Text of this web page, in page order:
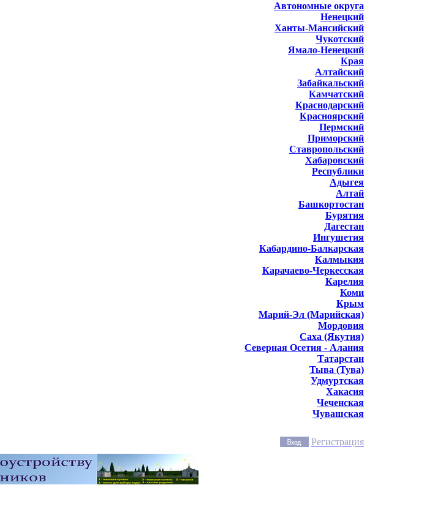
Автономные округа
Ненецкий
Ханты-Мансийский
Чукотский
Ямало-Ненецкий
Края
Алтайский
Забайкальский
Камчатский
Краснодарский
Красноярский
Пермский
Приморский
Ставропольский
Хабаровский
Республики
Адыгея
Алтай
Башкортостан
Бурятия
Дагестан
Ингушетия
Кабардино-Балкарская
Калмыкия
Карачаево-Черкесская
Карелия
Коми
Крым
Марий-Эл (Марийская)
Мордовия
Саха (Якутия)
Северная Осетия - Алания
Татарстан
Тыва (Тува)
Удмуртская
Хакасия
Чеченская
Чувашская
Регистрация